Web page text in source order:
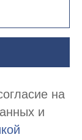
на
и